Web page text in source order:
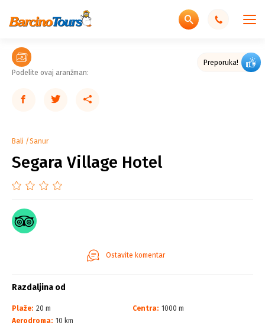
Preporuka!
Podelite ovaj aranžman:
Bali Sanur
Segara Village Hotel
Ostavite komentar
Razdaljina od
Plaže: 20 m Centra: 1000 m
Aerodroma: 10 km